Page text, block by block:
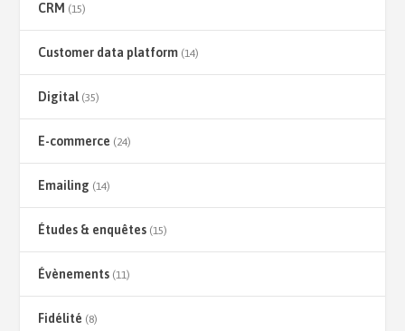
CRM (15)
Customer data platform (14)
Digital(35)
E-commerce (24)
Emailing (14)
Études & enquêtes (15)
Évènements (11)
Fidélité (8)